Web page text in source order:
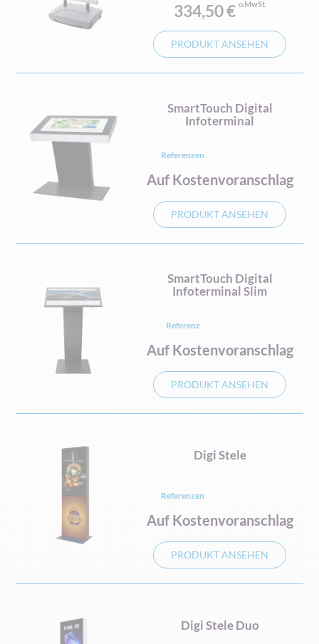
334,50 €
PRODUKT ANSEHEN
SmartTouch Digital
Infoterminal
Referenzen
Auf Kostenvoranschlag
PRODUKT ANSEHEN
SmartTouch Digital
Infoterminal Slim
Referenz
Auf Kostenvoranschlag
PRODUKT ANSEHEN
Digi Stele
Referenzen
Auf Kostenvoranschlag
PRODUKT ANSEHEN
Digi Stele Duo